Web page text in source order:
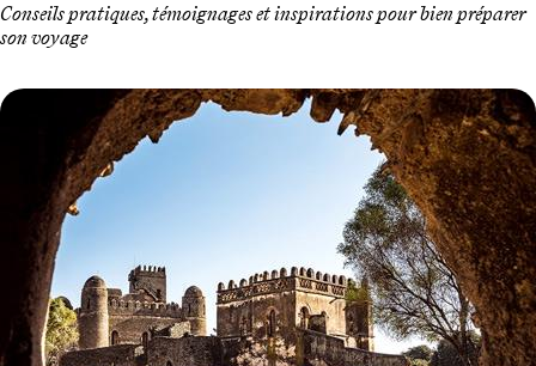
Conseils pratiques, témoignages et inspirations pour bien préparer
son voyage